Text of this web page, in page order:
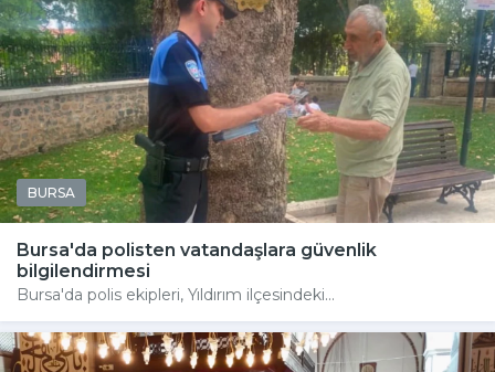
BURSA
Bursa'da polisten vatandaşlara güvenlik
bilgilendirmesi
Bursa'da polis ekipleri, Yıldırım ilçesindeki...